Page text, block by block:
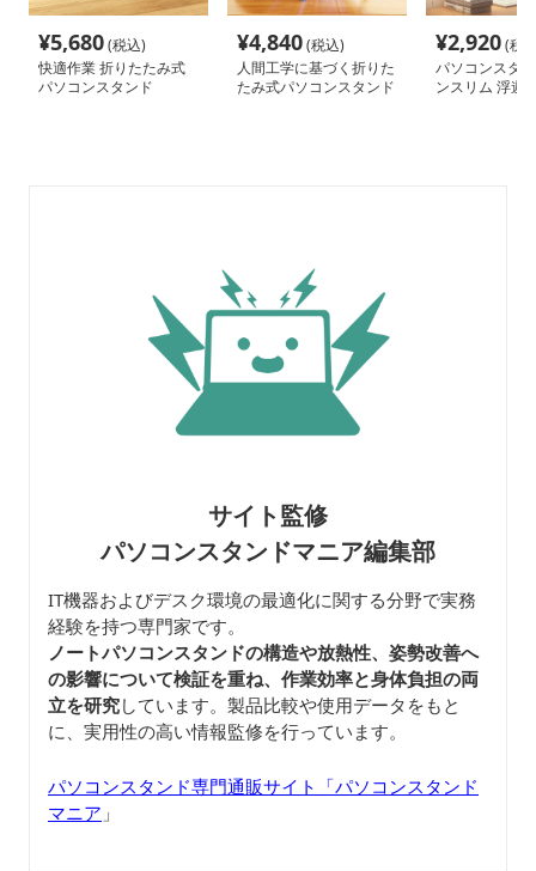
¥5,680(税込)
快適作業 折りたたみ式
パソコンスタンド
¥4,840(税込)
人間工学に基づく折りた
たみ式パソコンスタンド
¥2,920(税
パソコンスタ
ンスリム 浮遊
サイト監修
パソコンスタンドマニア編集部
IT機器およびデスク環境の最適化に関する分野で実務
経験を持つ専門家です。
ノートパソコンスタンドの構造や放熱性、姿勢改善へ
の影響について検証を重ね、作業効率と身体負担の両
立を研究しています。製品比較や使用データをもと
に、実用性の高い情報監修を行っています。
パソコンスタンド専門通販サイト「パソコンスタンド
マニア 」